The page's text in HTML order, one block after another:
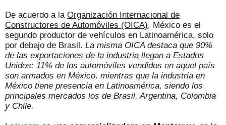
De acuerdo a la Organización Internacional de
Constructores de Automóviles (OICA), México es el
segundo productor de vehículos en Latinoamérica, solo
por debajo de Brasil. La misma OICA destaca que 90%
de las exportaciones de la industria llegan a Estados
Unidos: 11% de los automóviles vendidos en aquel país
son armados en México, mientras que la industria en
México tiene presencia en Latinoamérica, siendo los
principales mercados los de Brasil, Argentina, Colombia
y Chile.